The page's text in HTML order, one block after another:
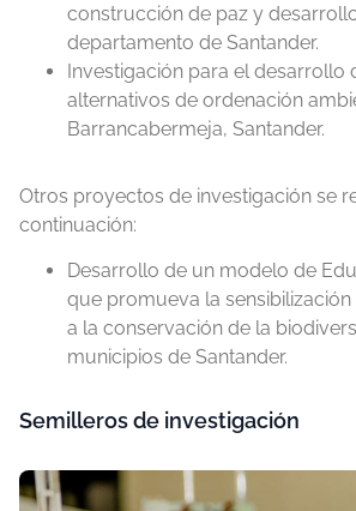
construcción de paz y
departamento de Santander.
Investigación para el desarrollo
alternativos de ordenación
Barrancabermeja, Santander.
Otros proyectos de investigación se
continuación:
Desarrollo de un modelo de
que promueva la
a la conservación de la
municipios de Santander.
Semilleros de investigación